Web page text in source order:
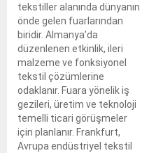
tekstiller alanında dünyanın
önde gelen fuarlarından
biridir. Almanya’da
düzenlenen etkinlik, ileri
malzeme ve fonksiyonel
tekstil çözümlerine
odaklanır. Fuara yönelik iş
gezileri, üretim ve teknoloji
temelli ticari görüşmeler
için planlanır. Frankfurt,
Avrupa endüstriyel tekstil